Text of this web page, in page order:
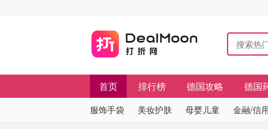
首页 排行榜 德国攻略 德国
服饰手袋 美妆护肤 母婴儿童 金融/信